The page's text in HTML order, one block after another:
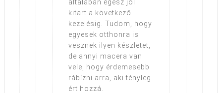
általában egész jól
kitart a következő
kezelésig. Tudom, hogy
egyesek otthonra is
vesznek ilyen készletet,
de annyi macera van
vele, hogy érdemesebb
rábízni arra, aki tényleg
ért hozzá.